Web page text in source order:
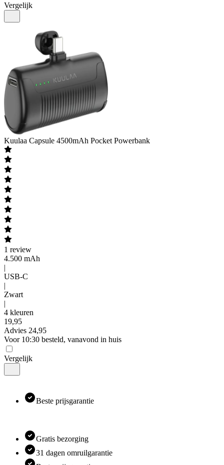
Vergelijk
Kuulaa Capsule 4500mAh Pocket Powerbank
1 review
4.500 mAh
|
USB-C
|
Zwart
|
4 kleuren
19,95
Advies 24,95
Voor 10:30 besteld, vanavond in huis
Vergelijk
Beste prijsgarantie
Gratis bezorging
31 dagen omruilgarantie